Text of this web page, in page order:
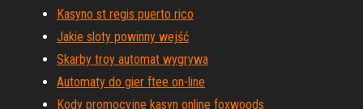
Kasyno st regis puerto rico
Jakie sloty powinny wejść
Skarby troy automat wygrywa
Automaty do gier ftee on-line
Kody promocyjne kasyn online foxwoods